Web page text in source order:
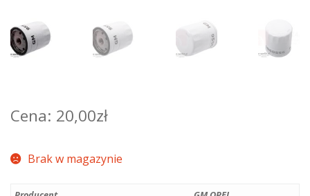
20,00zł
Brak w magazynie